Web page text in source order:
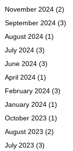
November 2024 (2)
September 2024 (3)
August 2024 (1)
July 2024 (3)
June 2024 (3)
April 2024 (1)
February 2024 (3)
January 2024 (1)
October 2023 (1)
August 2023 (2)
July 2023 (3)